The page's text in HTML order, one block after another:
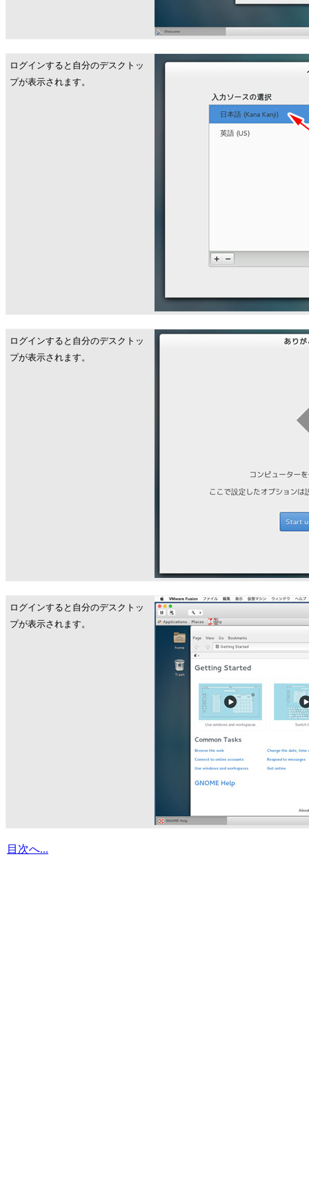
ログインすると自分のデスクトッ
プが表示されます。
ログインすると自分のデスクトッ
プが表示されます。
ログインすると自分のデスクトッ
プが表示されます。
目次へ...